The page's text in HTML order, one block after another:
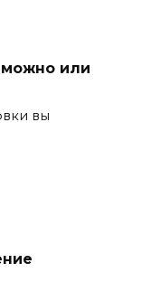
можно или
вы